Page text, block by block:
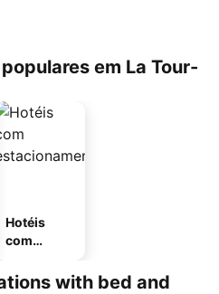
em La Tour-
Hotéis
com
mento
with bed and